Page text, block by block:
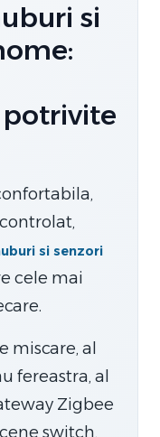
si
si senzori
cele mai
miscare, al
fereastra, al
Zigbee
switch,